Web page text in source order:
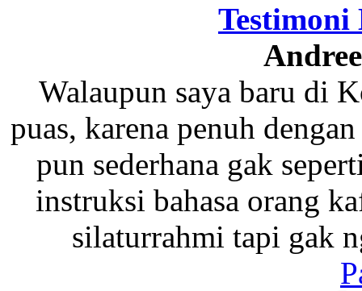
Walaupun saya baru di
puas, karena penuh
pun sederhana gak
instruksi bahasa orang
silaturrahmi tapi gak